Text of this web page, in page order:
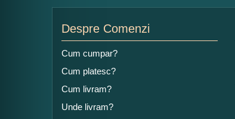
Despre Comenzi
Cum cumpar?
Cum platesc?
Cum livram?
Unde livram?